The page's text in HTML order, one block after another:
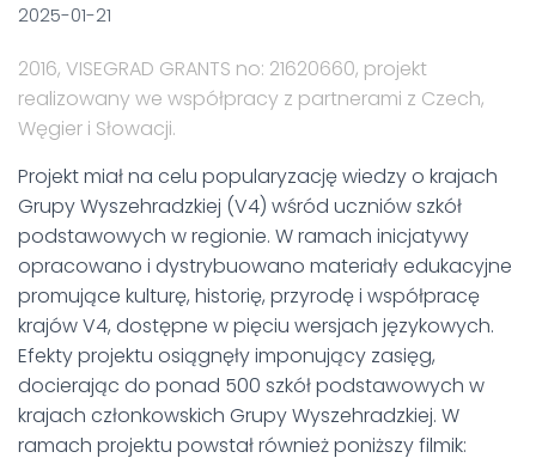
2025-01-21
2016, VISEGRAD GRANTS no: 21620660, projekt
realizowany we współpracy z partnerami z Czech,
Węgier i Słowacji.
Projekt miał na celu popularyzację wiedzy o krajach
Grupy Wyszehradzkiej (V4) wśród uczniów szkół
podstawowych w regionie. W ramach inicjatywy
opracowano i dystrybuowano materiały edukacyjne
promujące kulturę, historię, przyrodę i współpracę
krajów V4, dostępne w pięciu wersjach językowych.
Efekty projektu osiągnęły imponujący zasięg,
docierając do ponad 500 szkół podstawowych w
krajach członkowskich Grupy Wyszehradzkiej. W
ramach projektu powstał również poniższy filmik: